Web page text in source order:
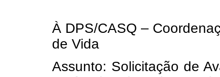
À DPS/CASQ –
de Vida
Assunto: Solicitação de